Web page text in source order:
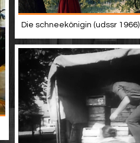
Die schneekönigin (udssr 1966)